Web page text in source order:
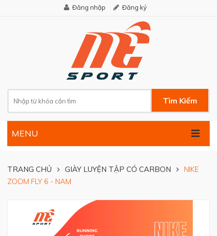
Đăng nhập Đăng ký
Tìm Kiếm
.
MENU
TRANG CHỦ GIÀY LUYỆN TẬP CÓ CARBON
NIKE
ZOOM FLY 6 - NAM